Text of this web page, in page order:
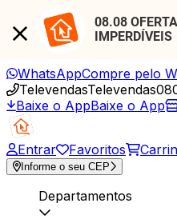
08.08
IMPERDÍVEIS
WhatsAppCompre pelo
TelevendasTelevendas
Baixe o AppBaixe o App
Entrar Favoritos
Informe o seu CEP
Departamentos